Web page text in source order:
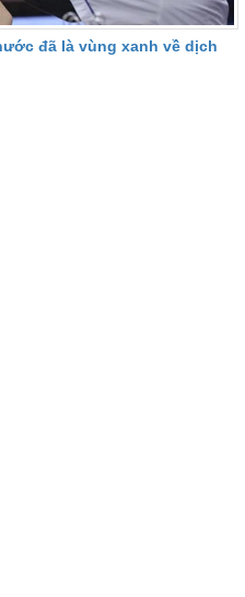
đã là vùng xanh về dịch